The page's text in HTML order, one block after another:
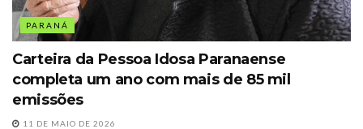
PARANÁ
Carteira da Pessoa Idosa Paranaense
completa um ano com mais de 85 mil
emissões
11 DE MAIO DE 2026